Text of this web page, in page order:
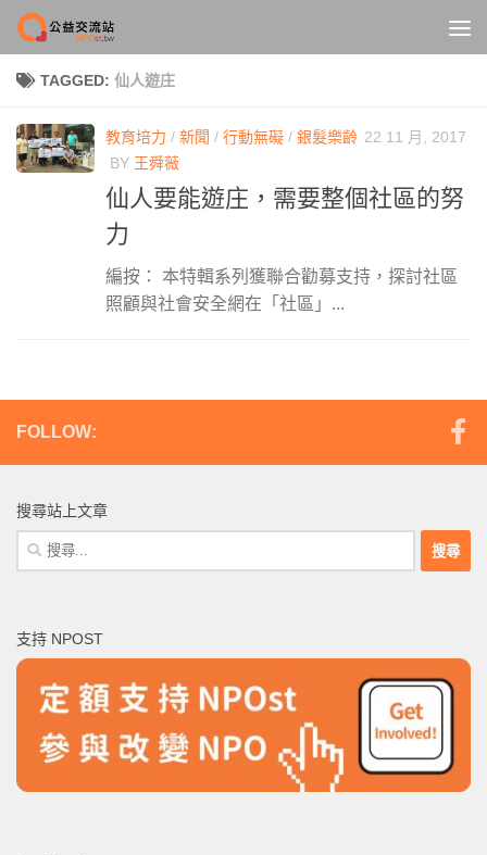
Skip to content
TAGGED: 仙人遊庄
教育培力 / 新聞 / 行動無礙 / 銀髮樂齡 22 11 月, 2017
BY 王舜薇
仙人要能遊庄，需要整個社區的努
力
編按： 本特輯系列獲聯合勸募支持，探討社區
照顧與社會安全網在「社區」...
FOLLOW:
搜尋站上文章
搜
尋
字:
支持 NPOST